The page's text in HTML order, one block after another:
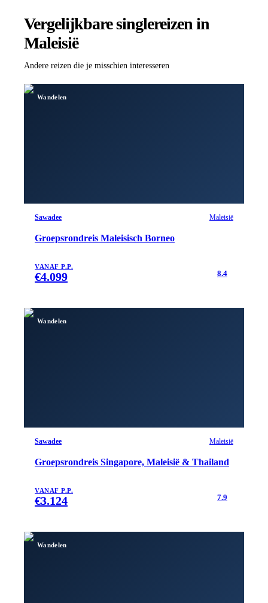
Vergelijkbare singlereizen in
Maleisië
Andere reizen die je misschien interesseren
Wandelen
Sawadee Maleisië
Groepsrondreis Maleisisch Borneo
VANAF P.P.
€4.099 8.4
Wandelen
Sawadee Maleisië
Groepsrondreis Singapore, Maleisië & Thailand
VANAF P.P.
€3.124 7.9
Wandelen